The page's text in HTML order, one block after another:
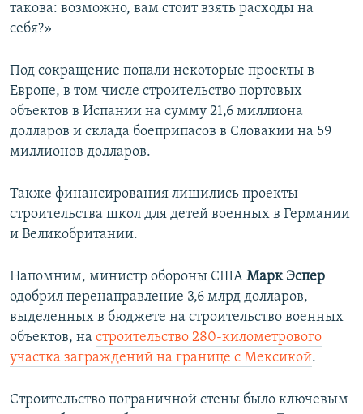
такова: возможно, вам стоит взять расходы на
себя?»
Под сокращение попали некоторые проекты в
Европе, в том числе строительство портовых
объектов в Испании на сумму 21,6 миллиона
долларов и склада боеприпасов в Словакии на 59
миллионов долларов.
Также финансирования лишились проекты
строительства школ для детей военных в Германии
и Великобритании.
Напомним, министр обороны США Марк Эспер
одобрил перенаправление 3,6 млрд долларов,
выделенных в бюджете на строительство военных
объектов, на строительство 280-километрового
участка заграждений на границе с Мексикой.
Строительство пограничной стены было ключевым